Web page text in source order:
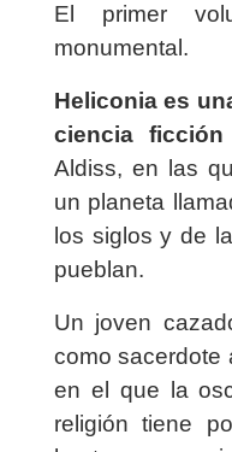
El primer
monumental.
Heliconia es
ciencia ficción
Aldiss, en las
un planeta
los siglos y de
pueblan.
Un joven
como sacerdote
en el que la
religión tiene